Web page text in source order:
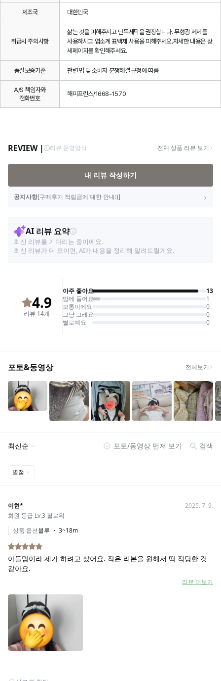
제조국 대한민국
취급시 주의사항
삶는 것을 피해주시고 단독세탁을 권장합니다. 무형광 세제를
사용하시고 염소계 표백제 사용을 피해주세요.자세한 내용은 상
세페이지를 확인해주세요.
품질보증기준 관련 법 및 소비자 분쟁해결 규정에 따름
A/S 책임자와
전화번호
해피프린스/1668-1570